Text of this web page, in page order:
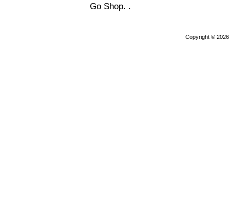
Go Shop. .
Copyright © 2026